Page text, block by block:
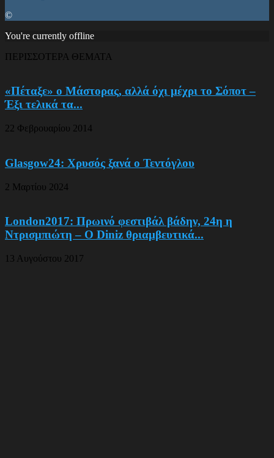
©
You're currently offline
ΠΕΡΙΣΣΟΤΕΡΑ ΘΕΜΑΤΑ
«Πέταξε» ο Μάστορας, αλλά όχι μέχρι το Σόποτ –
Έξι τελικά τα...
22 Φεβρουαρίου 2014
Glasgow24: Χρυσός ξανά ο Τεντόγλου
2 Μαρτίου 2024
London2017: Πρωινό φεστιβάλ βάδην, 24η η
Ντρισμπιώτη – Ο Diniz θριαμβευτικά...
13 Αυγούστου 2017